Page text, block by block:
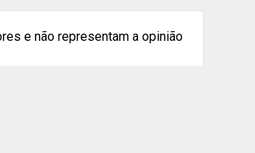
e não representam a opinião